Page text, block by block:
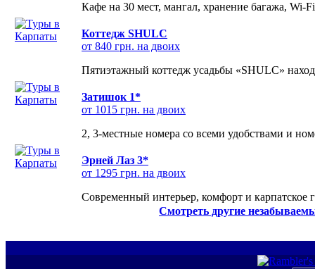
Кафе на 30 мест, мангал, хранение багажа, Wi-
Коттедж SHULC
от 840 грн. на двоих
Пятиэтажный коттедж усадьбы «SHULC»
Затишок 1*
от 1015 грн. на двоих
2, 3-местные номера со всеми удобствами и
Эрней Лаз 3*
от 1295 грн. на двоих
Современный интерьер, комфорт и карпатское
Смотреть другие